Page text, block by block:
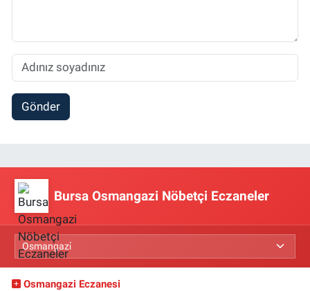
Gönder
Bursa Osmangazi Nöbetçi Eczaneler
Osmangazi Eczanesi